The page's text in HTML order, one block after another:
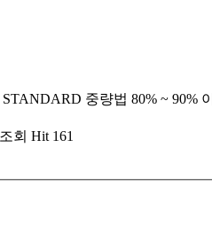
중량법 80% ~ 90%
조회 Hit 161